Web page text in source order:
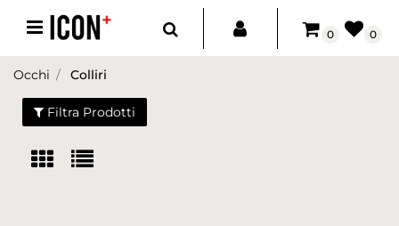
Open menu
0 0
Occhi Colliri
Filtra Prodotti